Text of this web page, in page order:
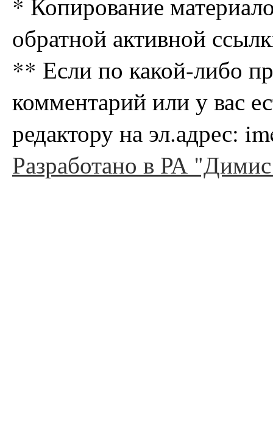
обратной активной
** Если по какой-либо
комментарий или у вас
редактору на эл.адрес:
Разработано в РА